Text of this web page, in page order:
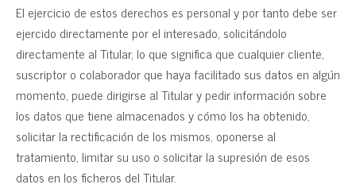
El ejercicio de estos derechos es personal y por tanto debe ser
ejercido directamente por el interesado, solicitándolo
directamente al Titular, lo que significa que cualquier cliente,
suscriptor o colaborador que haya facilitado sus datos en algún
momento, puede dirigirse al Titular y pedir información sobre
los datos que tiene almacenados y cómo los ha obtenido,
solicitar la rectificación de los mismos, oponerse al
tratamiento, limitar su uso o solicitar la supresión de esos
datos en los ficheros del Titular.